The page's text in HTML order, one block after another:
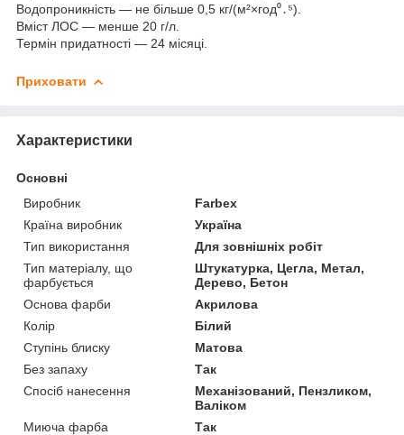
Водопроникність — не більше 0,5 кг/(м²×год⁰․⁵).
Вміст ЛОС — менше 20 г/л.
Термін придатності — 24 місяці.
Приховати
Характеристики
Основні
Виробник
Farbex
Країна виробник
Україна
Тип використання
Для зовнішніх робіт
Тип матеріалу, що
фарбується
Штукатурка, Цегла, Метал,
Дерево, Бетон
Основа фарби
Акрилова
Колір
Білий
Ступінь блиску
Матова
Без запаху
Так
Спосіб нанесення
Механізований, Пензликом,
Валіком
Миюча фарба
Так